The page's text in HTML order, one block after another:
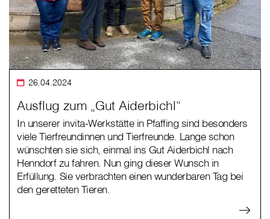
26.04.2024
Ausflug zum „Gut Aiderbichl“
In unserer invita-Werkstätte in Pfaffing sind besonders
viele Tierfreundinnen und Tierfreunde. Lange schon
wünschten sie sich, einmal ins Gut Aiderbichl nach
Henndorf zu fahren. Nun ging dieser Wunsch in
Erfüllung. Sie verbrachten einen wunderbaren Tag bei
den geretteten Tieren.